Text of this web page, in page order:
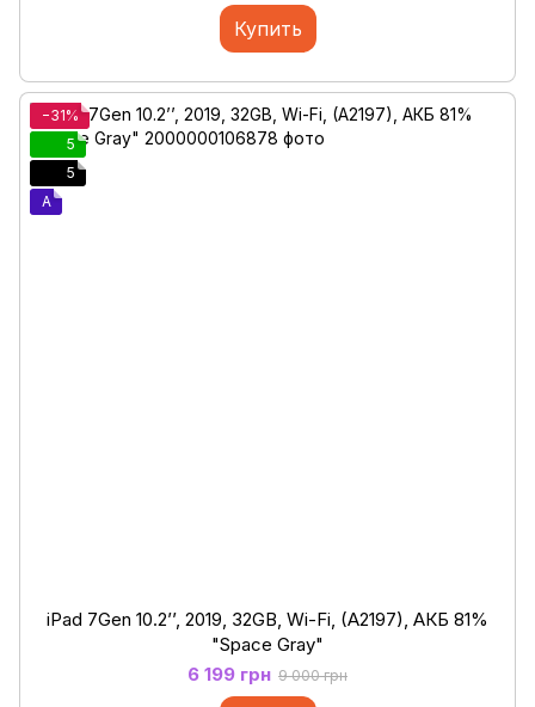
Купить
−31%
5
5
A
iPad 7Gen 10.2’’, 2019, 32GB, Wi-Fi, (A2197), АКБ 81%
"Space Gray"
6 199 грн 9 000 грн